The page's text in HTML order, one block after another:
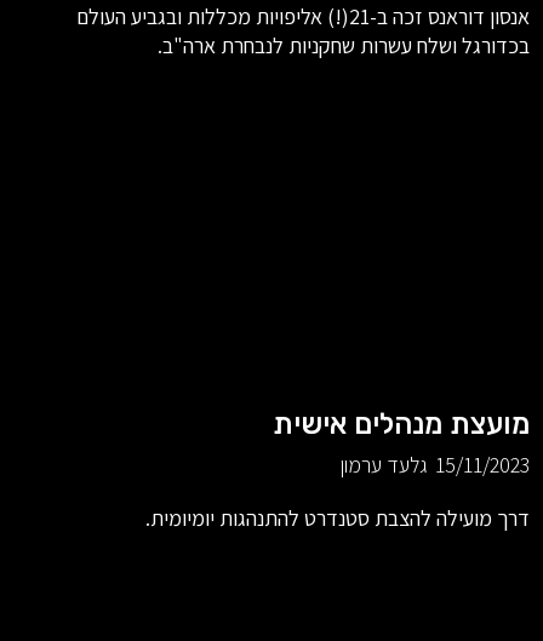
אנסון דוראנס זכה ב-21(!) אליפויות מכללות ובגביע העולם
בכדורגל ושלח עשרות שחקניות לנבחרת ארה"ב.
מועצת מנהלים אישית
15/11/2023 גלעד ערמון
דרך מועילה להצבת סטנדרט להתנהגות יומיומית.